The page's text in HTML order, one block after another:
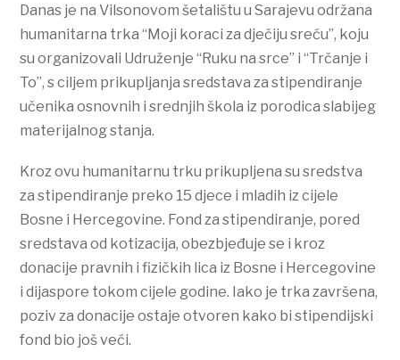
Danas je na Vilsonovom šetalištu u Sarajevu održana
humanitarna trka “Moji koraci za dječiju sreću”, koju
su organizovali Udruženje “Ruku na srce” i “Trčanje i
To”, s ciljem prikupljanja sredstava za stipendiranje
učenika osnovnih i srednjih škola iz porodica slabijeg
materijalnog stanja.
Kroz ovu humanitarnu trku prikupljena su sredstva
za stipendiranje preko 15 djece i mladih iz cijele
Bosne i Hercegovine. Fond za stipendiranje, pored
sredstava od kotizacija, obezbjeđuje se i kroz
donacije pravnih i fizičkih lica iz Bosne i Hercegovine
i dijaspore tokom cijele godine. Iako je trka završena,
poziv za donacije ostaje otvoren kako bi stipendijski
fond bio još veći.